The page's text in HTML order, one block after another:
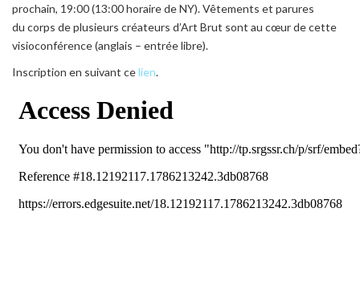
prochain, 19:00 (13:00 horaire de NY). Vêtements et parures
du corps de plusieurs créateurs d’Art Brut sont au cœur de cette
visioconférence (anglais – entrée libre).
Inscription en suivant celien.